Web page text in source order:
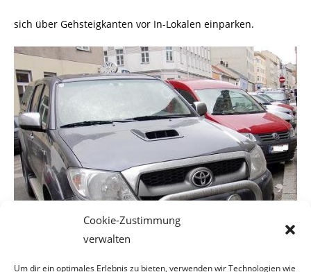
Cookie-Zustimmung
verwalten
Um dir ein optimales Erlebnis zu bieten, verwenden wir Technologien wie
sich über Gehsteigkanten vor In-Lokalen einparken.